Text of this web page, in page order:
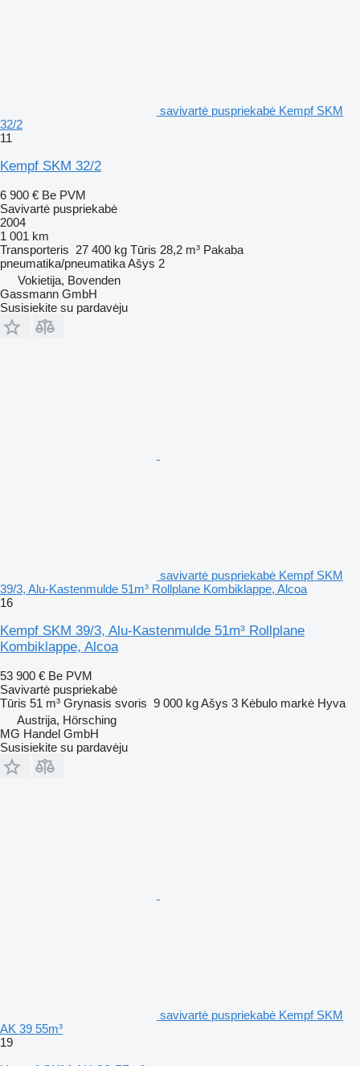
savivartė puspriekabė Kempf SKM
32/2
11
Kempf SKM 32/2
6 900 € Be PVM
Savivartė puspriekabė
2004
1 001 km
Transporteris 27 400 kg Tūris 28,2 m³ Pakaba
pneumatika/pneumatikaAšys 2
Vokietija, Bovenden
Gassmann GmbH
Susisiekite su pardavėju
savivartė puspriekabė Kempf SKM
39/3, Alu-Kastenmulde 51m³ Rollplane Kombiklappe, Alcoa
16
Kempf SKM 39/3, Alu-Kastenmulde 51m³ Rollplane
Kombiklappe, Alcoa
53 900 € Be PVM
Savivartė puspriekabė
Tūris 51 m³ Grynasis svoris 9 000 kgAšys 3 Kėbulo markė Hyva
Austrija, Hörsching
MG Handel GmbH
Susisiekite su pardavėju
savivartė puspriekabė Kempf SKM
AK 39 55m³
19